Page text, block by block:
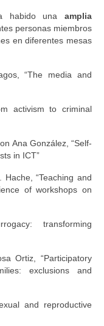
habido una amplia
personas miembros
en diferentes mesas
“The media and
activism to criminal
Ana González, “Self-
in ICT”
“Teaching and
of workshops on
transforming
Ortiz, “Participatory
exclusions and
and reproductive